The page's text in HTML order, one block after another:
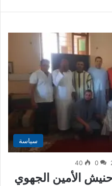
سياسة
0
40
الأمين الجهوي